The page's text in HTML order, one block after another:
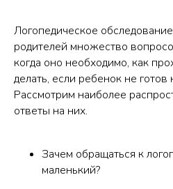
Логопедическое
родителей множество
когда оно необходимо, как
делать, если ребенок не готов
Рассмотрим наиболее
ответы на них.
Зачем обращаться к
маленький?